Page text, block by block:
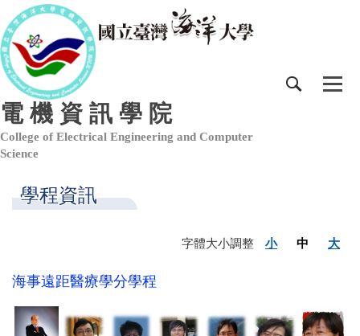
跳
到
主
要
內
容
區
電 機 資 訊 學 院
College of Electrical Engineering and Computer
Science
學程資訊
字體大小調整 小 中 大
海事遠距醫療學分學程